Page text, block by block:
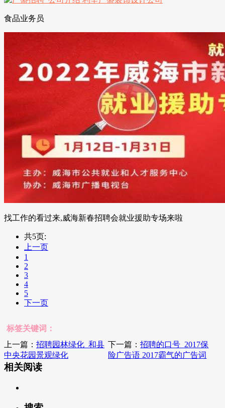
食品业务员
找工作的看过来,威海新春招聘会就业援助专场来啦
共5页:
上一页
1
2
3
4
5
下一页
标签关键词：
上一篇： 招聘园林绿化_和县
中央花园景观绿化
下一篇：招聘的口号_2017保
险广告语 2017霸气的广告词
相关阅读